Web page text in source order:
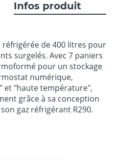
Infos produit
de 400 litres pour
surgelés. Avec 7 paniers
pour un stockage
numérique,
et "haute température",
grâce à sa conception
gaz réfrigérant R290.